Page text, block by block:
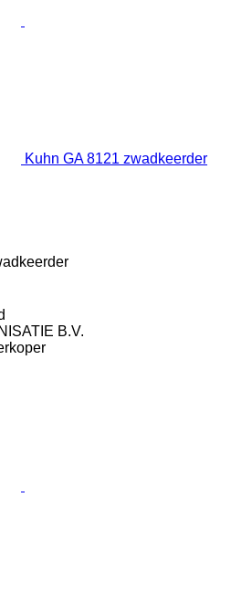
Kuhn GA 8121 zwadkeerder
B.V.